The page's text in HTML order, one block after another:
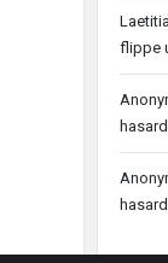
flippe